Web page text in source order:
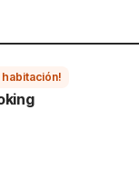
habitación!